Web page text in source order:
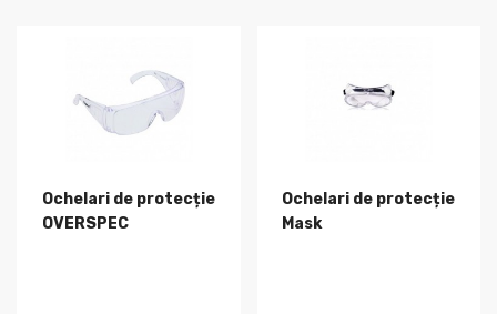
Ochelari de protecție
OVERSPEC
Ochelari de protecție
Mask